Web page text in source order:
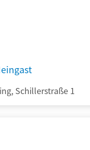
Schillerstraße 1